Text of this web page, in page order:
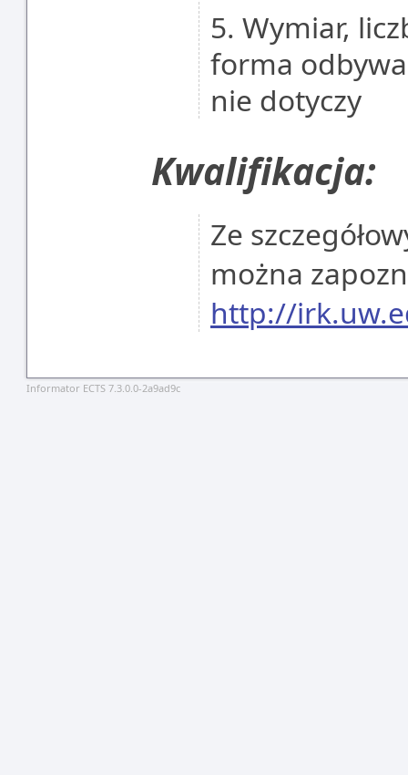
5. Wymiar,
forma
nie dotyczy
Kwalifikacja:
Ze
można
http://
Informator ECTS 7.3.0.0-2a9ad9c